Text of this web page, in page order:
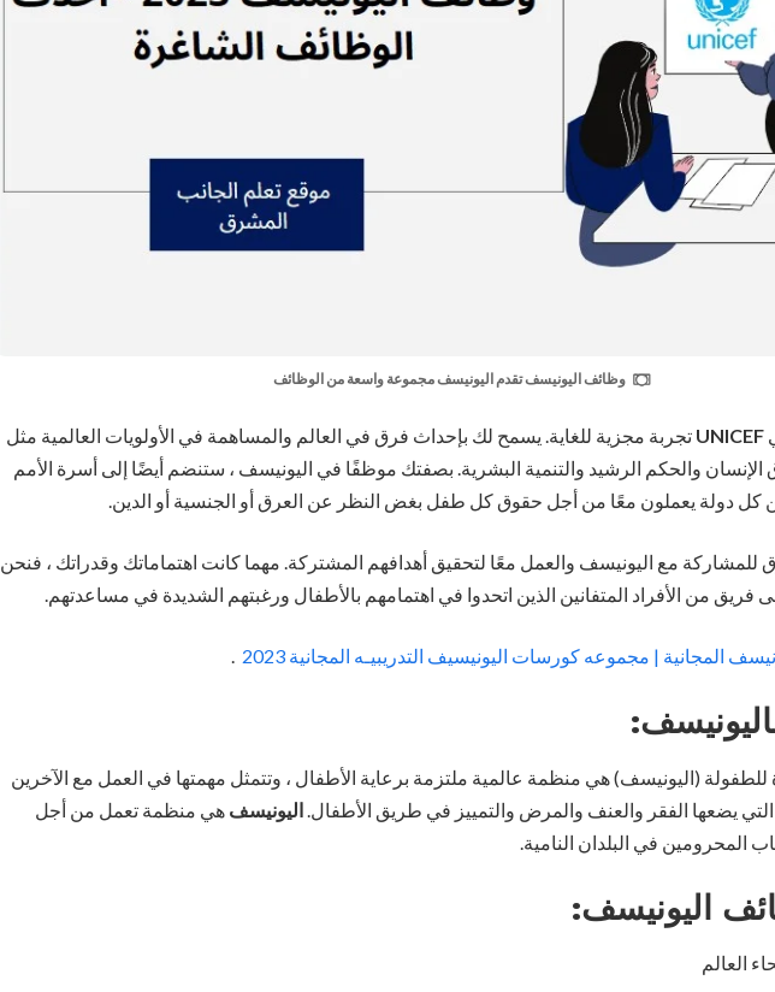
وظائف اليونيسف تقدم اليونيسف مجموعة واسعة من الوظائف
UNICEF تجربة مجزية للغاية. يسمح لك بإحداث فرق في العالم والمساهمة في الأولويات العالمية مثل
الإنسان والحكم الرشيد والتنمية البشرية. بصفتك موظفًا في اليونيسف ، ستنضم أيضًا إلى أسرة الأمم
كل دولة يعملون معًا من أجل حقوق كل طفل بغض النظر عن العرق أو الجنسية أو الدين.
للمشاركة مع اليونيسف والعمل معًا لتحقيق أهدافهم المشتركة. مهما كانت اهتماماتك وقدراتك ، فنحن
فريق من الأفراد المتفانين الذين اتحدوا في اهتمامهم بالأطفال ورغبتهم الشديدة في مساعدتهم.
المجانية | مجموعه كورسات اليونيسيف التدريبيـه المجانية 2023 .
للطفولة (اليونيسف) هي منظمة عالمية ملتزمة برعاية الأطفال ، وتتمثل مهمتها في العمل مع الآخرين
يضعها الفقر والعنف والمرض والتمييز في طريق الأطفال. اليونيسف هي منظمة تعمل من أجل
المحرومين في البلدان النامية.
اليونيسف:
العالم